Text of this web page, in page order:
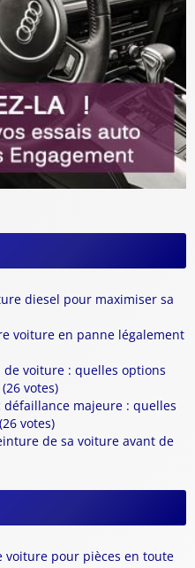
diesel pour maximiser sa
voiture en panne légalement
voiture : quelles options
votes)
défaillance majeure : quelles
votes)
de sa voiture avant de
voiture pour pièces en toute